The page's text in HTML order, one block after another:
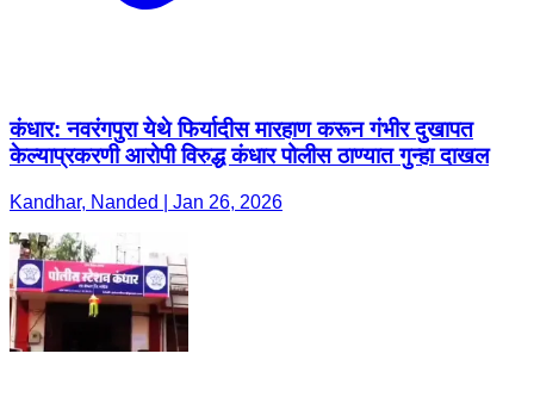
कंधार: नवरंगपुरा येथे फिर्यादीस मारहाण करून गंभीर दुखापत
केल्याप्रकरणी आरोपी विरुद्ध कंधार पोलीस ठाण्यात गुन्हा दाखल
Kandhar, Nanded | Jan 26, 2026